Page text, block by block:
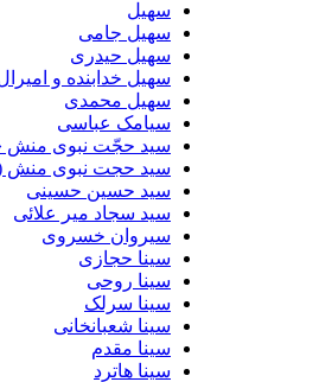
سهیل جامی
سهیل حیدری
سهیل خدابنده و امیرال و طرفه
سهیل محمدی
سیامک عباسی
سید حجّت نبوی منش «کاوه»
سید حجت نبوی منش ( کاوه )
سید حسین حسینى
سید سجاد میر علائی
سیروان خسروی
سینا حجازی
سینا روحی
سینا سرلک
سینا شعبانخانی
سینا مقدم
سینا هاترد